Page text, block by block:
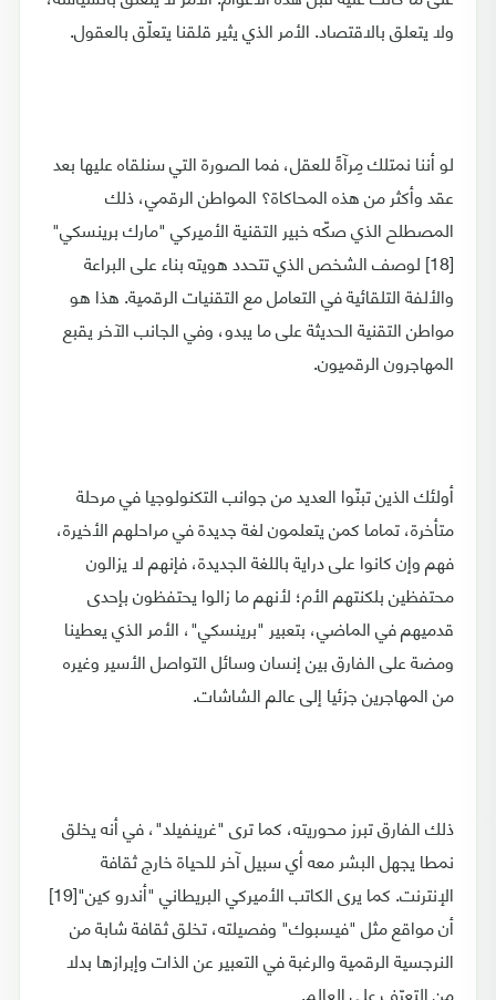
ولا يتعلق بالاقتصاد. الأمر الذي يثير قلقنا يتعلّق بالعقول.
لو أننا نمتلك مِرآةً للعقل، فما الصورة التي سنلقاه عليها بعد
عقد وأكثر من هذه المحاكاة؟ المواطن الرقمي، ذلك
المصطلح الذي صكّه خبير التقنية الأميركي "مارك برينسكي"
[18] لوصف الشخص الذي تتحدد هويته بناء على البراعة
والألفة التلقائية في التعامل مع التقنيات الرقمية. هذا هو
مواطن التقنية الحديثة على ما يبدو، وفي الجانب الآخر يقبع
المهاجرون الرقميون.
أولئك الذين تبنّوا العديد من جوانب التكنولوجيا في مرحلة
متأخرة، تماما كمن يتعلمون لغة جديدة في مراحلهم الأخيرة،
فهم وإن كانوا على دراية باللغة الجديدة، فإنهم لا يزالون
محتفظين بلكنتهم الأم؛ لأنهم ما زالوا يحتفظون بإحدى
قدميهم في الماضي، بتعبير "برينسكي"، الأمر الذي يعطينا
ومضة على الفارق بين إنسان وسائل التواصل الأسير وغيره
من المهاجرين جزئيا إلى عالم الشاشات.
ذلك الفارق تبرز محوريته، كما ترى "غرينفيلد"، في أنه يخلق
نمطا يجهل البشر معه أي سبيل آخر للحياة خارج ثقافة
الإنترنت. كما يرى الكاتب الأميركي البريطاني "أندرو كين"[19]
أن مواقع مثل "فيسبوك" وفصيلته، تخلق ثقافة شابة من
النرجسية الرقمية والرغبة في التعبير عن الذات وإبرازها بدلا
من التعرّف على العالم.